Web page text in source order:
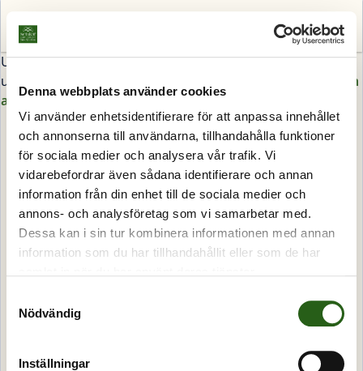
Denna webbplats använder cookies
Vi använder enhetsidentifierare för att anpassa innehållet
och annonserna till användarna, tillhandahålla funktioner
för sociala medier och analysera vår trafik. Vi
vidarebefordrar även sådana identifierare och annan
information från din enhet till de sociala medier och
annons- och analysföretag som vi samarbetar med.
Dessa kan i sin tur kombinera informationen med annan
information som du har tillhandahållit eller som de har
Nödvändig
Inställningar
SökMeny
Utgånget arrangemang eller memcached ännu ej
uppdaterad, hitta andra arrangemang under
program och
anmälan.